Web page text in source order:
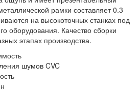
рамки составляет 0.3
на высокоточных станках под
оборудования. Качество сборки
этапах производства.
шумов CVC